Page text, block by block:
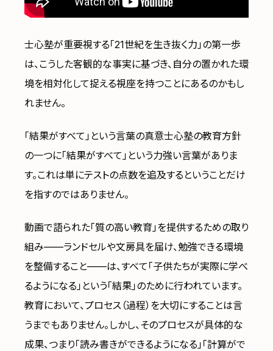
士心塾が重要視する「21世紀を生き抜く力」の第一歩
は、こうした客観的な事実に基づき、自分の置かれた環
境を相対化して捉える視座を持つことにあるのかもし
れません。
「結果がすべて」という言葉の真意士心塾の教育方針
の一つに「結果がすべて」という力強い言葉がありま
す。これは単にテストの点数を追及するということだけ
を指すのではありません。
動画で語られた「質の高い教育」を提供するための取り
組み——ランドセルや文房具を届け、勉強できる環境
を整備すること——は、すべて「子供たちが実際に学べ
るようになる」という「結果」のために行われています。
教育において、プロセス（過程）を大切にすることは言
うまでもありません。しかし、そのプロセスが具体的な
成果、つまり「読み書きができるようになる」「計算がで